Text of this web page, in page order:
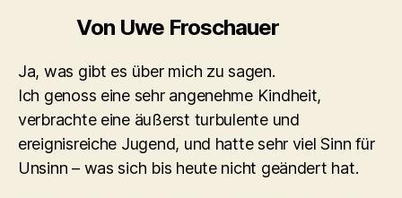
Von Uwe Froschauer
Ja, was gibt es über mich zu sagen.
Ich genoss eine sehr angenehme Kindheit,
verbrachte eine äußerst turbulente und
ereignisreiche Jugend, und hatte sehr viel Sinn für
Unsinn – was sich bis heute nicht geändert hat.